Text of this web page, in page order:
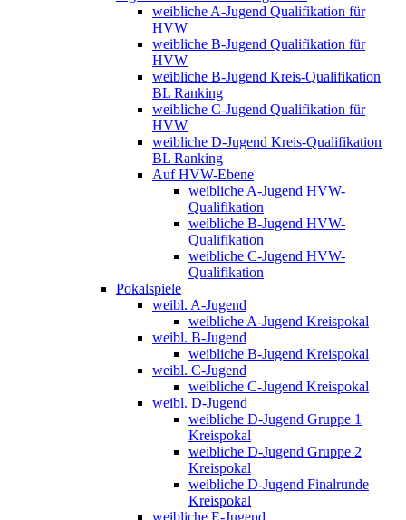
weibliche A-Jugend Qualifikation für
HVW
weibliche B-Jugend Qualifikation für
HVW
weibliche B-Jugend Kreis-Qualifikation
BL Ranking
weibliche C-Jugend Qualifikation für
HVW
weibliche D-Jugend Kreis-Qualifikation
BL Ranking
Auf HVW-Ebene
weibliche A-Jugend HVW-
Qualifikation
weibliche B-Jugend HVW-
Qualifikation
weibliche C-Jugend HVW-
Qualifikation
Pokalspiele
weibl. A-Jugend
weibliche A-Jugend Kreispokal
weibl. B-Jugend
weibliche B-Jugend Kreispokal
weibl. C-Jugend
weibliche C-Jugend Kreispokal
weibl. D-Jugend
weibliche D-Jugend Gruppe 1
Kreispokal
weibliche D-Jugend Gruppe 2
Kreispokal
weibliche D-Jugend Finalrunde
Kreispokal
weibliche E-Jugend